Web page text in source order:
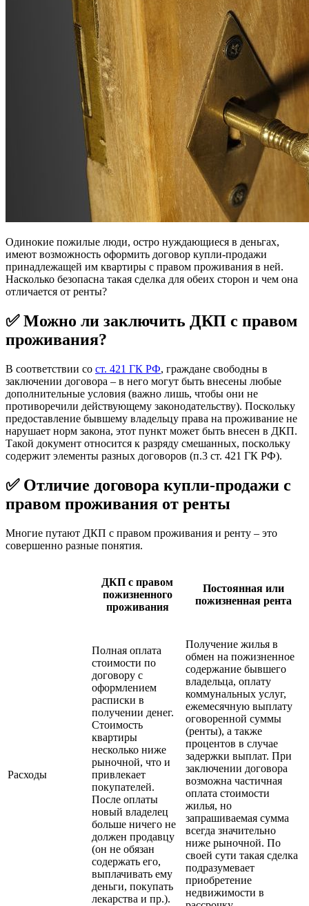
Одинокие пожилые люди, остро нуждающиеся в деньгах,
имеют возможность оформить договор купли-продажи
принадлежащей им квартиры с правом проживания в ней.
Насколько безопасна такая сделка для обеих сторон и чем она
отличается от ренты?
✅ Можно ли заключить ДКП с правом
проживания?
В соответствии со ст. 421 ГК РФ, граждане свободны в
заключении договора – в него могут быть внесены любые
дополнительные условия (важно лишь, чтобы они не
противоречили действующему законодательству). Поскольку
предоставление бывшему владельцу права на проживание не
нарушает норм закона, этот пункт может быть внесен в ДКП.
Такой документ относится к разряду смешанных, поскольку
содержит элементы разных договоров (п.3 ст. 421 ГК РФ).
✅ Отличие договора купли-продажи с
правом проживания от ренты
Многие путают ДКП с правом проживания и ренту – это
совершенно разные понятия.
ДКП с правом
пожизненного
проживания
Постоянная или
пожизненная рента
Расходы
Полная оплата
стоимости по
договору с
оформлением
расписки в
получении денег.
Стоимость
квартиры
несколько ниже
рыночной, что и
привлекает
покупателей.
После оплаты
новый владелец
больше ничего не
должен продавцу
(он не обязан
содержать его,
выплачивать ему
деньги, покупать
лекарства и пр.).
Получение жилья в
обмен на пожизненное
содержание бывшего
владельца, оплату
коммунальных услуг,
ежемесячную выплату
оговоренной суммы
(ренты), а также
процентов в случае
задержки выплат. При
заключении договора
возможна частичная
оплата стоимости
жилья, но
запрашиваемая сумма
всегда значительно
ниже рыночной. По
своей сути такая сделка
подразумевает
приобретение
недвижимости в